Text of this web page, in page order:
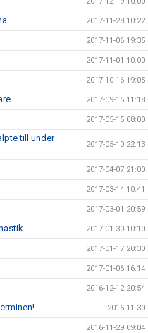
2017-11-28 10:22
2017-11-06 19:35
2017-11-01 10:00
2017-10-16 19:05
2017-09-15 11:18
2017-05-15 08:00
till under
2017-05-10 22:13
2017-04-07 21:00
2017-03-14 10:41
2017-03-01 20:59
2017-01-30 10:10
2017-01-17 20:30
2017-01-06 16:14
2016-12-12 20:54
2016-11-30
2016-11-29 09:04